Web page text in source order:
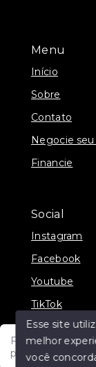
Fale com um de
prontos para
Menu
Início
Sobre
Contato
Negocie
Financie
Social
Instagram
Facebook
Youtube
TikTok
© Copyright
Esse site
melhor
você